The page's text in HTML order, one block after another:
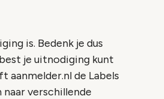
is. Bedenk je dus
je uitnodiging kunt
aanmelder.nl de Labels
verschillende